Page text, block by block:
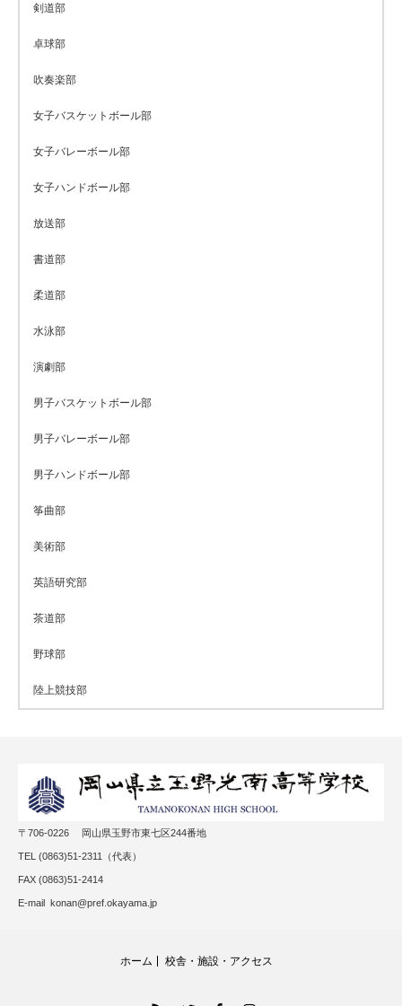
剣道部
卓球部
吹奏楽部
女子バスケットボール部
女子バレーボール部
女子ハンドボール部
放送部
書道部
柔道部
水泳部
演劇部
男子バスケットボール部
男子バレーボール部
男子ハンドボール部
筝曲部
美術部
英語研究部
茶道部
野球部
陸上競技部
〒706-0226 岡山県玉野市東七区244番地
TEL (0863)51-2311（代表）
FAX (0863)51-2414
E-mail konan@pref.okayama.jp
ホーム 校舎・施設・アクセス
FacebookInstagram